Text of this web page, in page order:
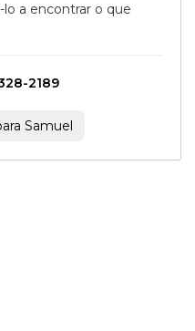
lo a encontrar o que
2189
Samuel